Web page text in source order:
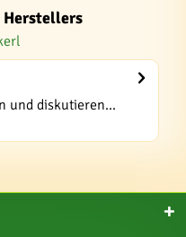
Herstellers
und diskutieren...